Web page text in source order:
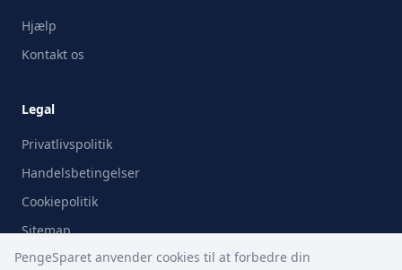
Hjælp
Kontakt os
Legal
Privatlivspolitik
Handelsbetingelser
Cookiepolitik
Sitemap
PengeSparet anvender cookies til at forbedre din